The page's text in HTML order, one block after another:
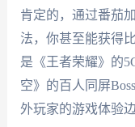
肯定的，通过番茄
法，你甚至能获得
是《王者荣耀》的
空》的百人同屏
外玩家的游戏体验边